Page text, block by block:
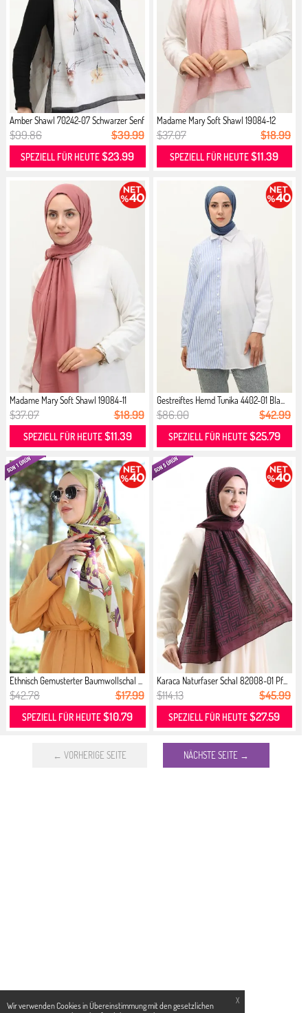
X
Wir verwenden Cookies in Übereinstimmung mit den gesetzlichen
Amber Shawl 70242-07 Schwarzer Senf
$99.86 $39.99
SPEZIELL FÜR HEUTE$23.99
Madame Mary Soft Shawl 19084-12
Puder
$37.07 $18.99
SPEZIELL FÜR HEUTE$11.39
Madame Mary Soft Shawl 19084-11
Dun...
$37.07 $18.99
SPEZIELL FÜR HEUTE$11.39
Gestreiftes Hemd Tunika 4402-01 Bla...
$86.00 $42.99
SPEZIELL FÜR HEUTE$25.79
Ethnisch Gemusterter Baumwollschal ...
$42.78 $17.99
SPEZIELL FÜR HEUTE$10.79
Karaca Naturfaser Schal 82008-01 Pf...
$114.13 $45.99
SPEZIELL FÜR HEUTE$27.59
← VORHERIGE SEITE NÄCHSTE SEITE →